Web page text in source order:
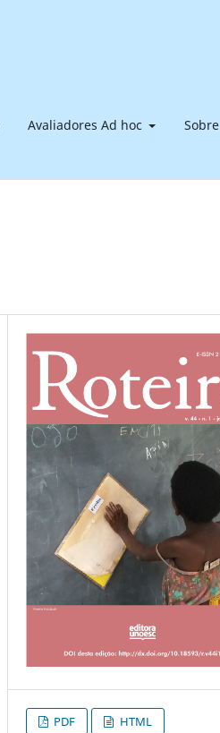
Avaliadores Ad hoc Sobre
PDF HTML